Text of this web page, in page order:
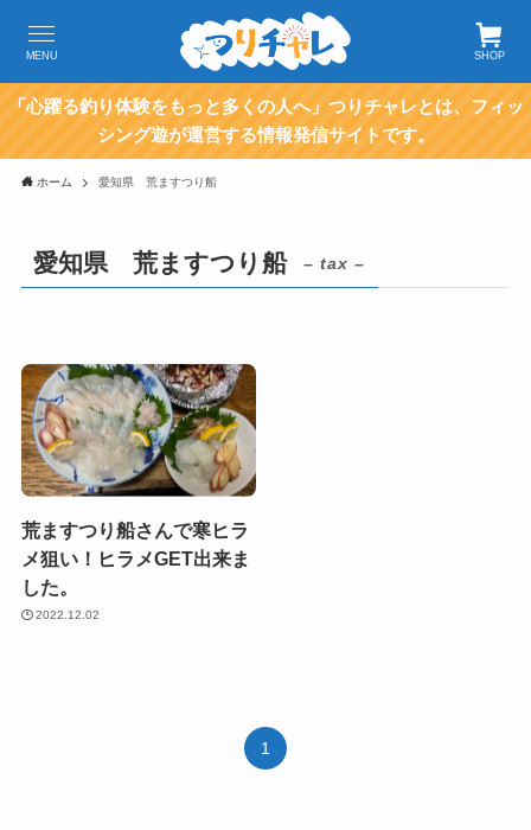
SHOP
MENU
「心躍る釣り体験をもっと多くの人へ」つりチャレとは、フィッ
シング遊が運営する情報発信サイトです。
ホーム 愛知県 荒ますつり船
愛知県 荒ますつり船 – tax –
荒ますつり船さんで寒ヒラ
メ狙い！ヒラメGET出来ま
した。
2022.12.02
1